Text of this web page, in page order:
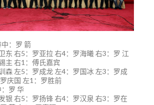
：罗 箭
东 右5：罗亚拉 右4：罗海曦 右3：罗 江
主 右1：傅氏嘉宾
森 左5：罗成龙 左4：罗国冰 左3：罗成
庆国 左1：罗胜前
罗 华
银 右5：罗扬锋 右4：罗汉泉 右3：罗在